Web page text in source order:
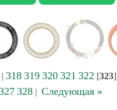
318 319 320 321 322 [323]
328 | Следующая »